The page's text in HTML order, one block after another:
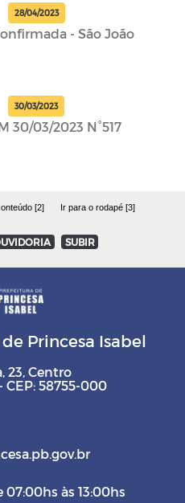
28/04/2023
- São João
30/03/2023
30/03/2023 N°517
[2] Ir para o rodapé [3]
SUBIR
Princesa Isabel
23, Centro
CEP: 58755-000
07:00hs às 13:00hs